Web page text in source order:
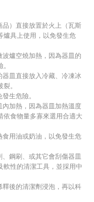
）直接放置於火上（瓦斯
爐具上使用，以免發生危
爐空燒加熱，因為器皿的
皿直接放入冷藏、冷凍冰
。
生危險。
加熱，因為器皿加熱溫度
食物量多寡來選用合適大
用油或奶油，以免發生危
鋼刷、或其它會刮傷器皿
性的清潔工具，並採用中
後的清潔劑浸泡，再以科